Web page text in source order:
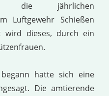
die jährlichen
Luftgewehr Schießen
wird dieses, durch ein
hatte sich eine
Die amtierende